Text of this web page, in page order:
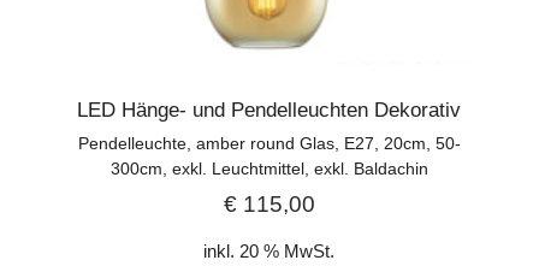
LED Hänge- und Pendelleuchten Dekorativ
Pendelleuchte, amber round Glas, E27, 20cm, 50-
300cm, exkl. Leuchtmittel, exkl. Baldachin
€115,00
inkl. 20 % MwSt.